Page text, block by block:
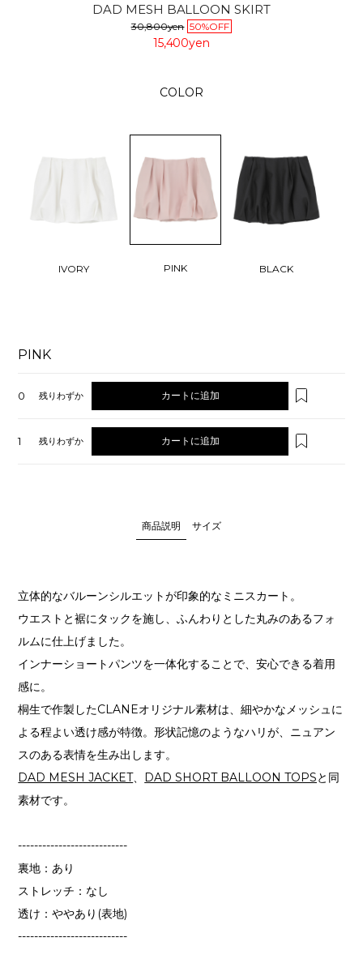
DAD MESH BALLOON SKIRT
30,800yen 50%OFF
15,400yen
COLOR
IVORY PINK BLACK
PINK
0 残りわずか カートに追加
1 残りわずか カートに追加
商品説明 サイズ
立体的なバルーンシルエットが印象的なミニスカート。
ウエストと裾にタックを施し、ふんわりとした丸みのあるフォ
ルムに仕上げました。
インナーショートパンツを一体化することで、安心できる着用
感に。
桐生で作製したCLANEオリジナル素材は、細やかなメッシュに
よる程よい透け感が特徴。形状記憶のようなハリが、ニュアン
スのある表情を生み出します。
DAD MESH JACKET、 DAD SHORT BALLOON TOPSと同
素材です。
---------------------------
裏地：あり
ストレッチ：なし
透け：ややあり(表地)
---------------------------